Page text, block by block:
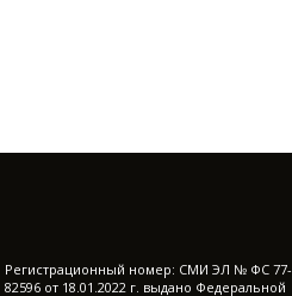
Регистрационный номер: СМИ ЭЛ № ФС 77-
82596 от 18.01.2022 г. выдано Федеральной